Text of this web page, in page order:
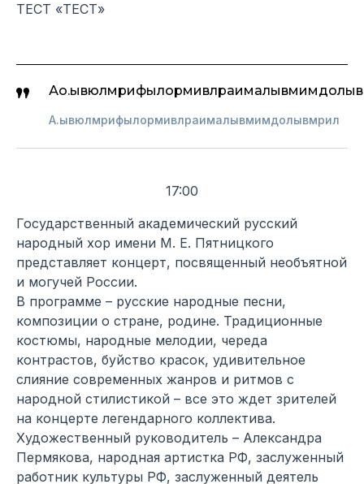
ТЕСТ «ТЕСТ»
А.ывюлмрифылормивлраималывмимдолывмрил
17:00
Государственный академический русский
народный хор имени М. Е. Пятницкого
представляет концерт, посвященный необъятной
и могучей России.
В программе – русские народные песни,
композиции о стране, родине. Традиционные
костюмы, народные мелодии, череда
контрастов, буйство красок, удивительное
слияние современных жанров и ритмов с
народной стилистикой – все это ждет зрителей
на концерте легендарного коллектива.
Художественный руководитель – Александра
Пермякова, народная артистка РФ, заслуженный
работник культуры РФ, заслуженный деятель